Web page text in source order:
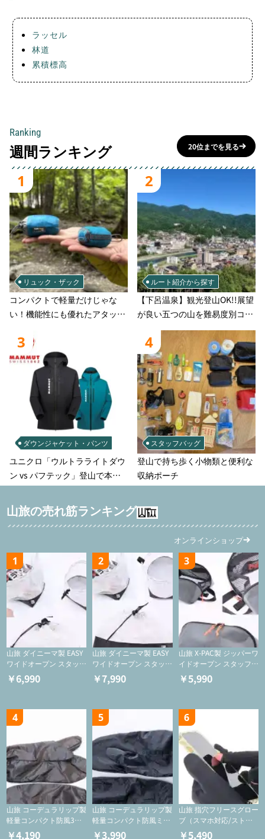
ラッセル
林道
累積標高
Ranking
週間ランキング 20位までを見る
1
リュック・ザック
コンパクトで軽量だけじゃな
い！機能性にも優れたアタック
ムと選び方
2
ルート紹介から探す
【下呂温泉】観光登山OK!!展望
が良い五つの山を難易度別コー
スでご案
3
ダウンジャケット・パンツ
ユニクロ「ウルトラライトダウ
ン vs パフテック」登山で本当
に使えるのはどっち？徹底比較
4
スタッフバッグ
登山で持ち歩く小物類と便利な
収納ポーチ
山旅の売れ筋ランキング
オンラインショップ
1
山旅 ダイニーマ製 EASY
ワイドオープン スタッフ
サックS【巾着/ケース】
￥6,990
2
山旅 ダイニーマ製 EASY
ワイドオープン スタッフ
サックM【巾着/ケース】
￥7,990
3
山旅 X-PAC製 ジッパーワ
イドオープン スタッフサ
ック【ジッパーケース/
ケース/フードバッグ/コ
￥5,990
4
山旅 コーデュラリップ製
軽量コンパクト防風3つ
指ミトン【登山用グロー
￥4,190
5
山旅 コーデュラリップ製
軽量コンパクト防風ミト
ン【登山用グローブ】
￥3,990
6
山旅 指穴フリースグロー
ブ（スマホ対応/ストレ
ッチ/登山用保温グロー
￥5,490